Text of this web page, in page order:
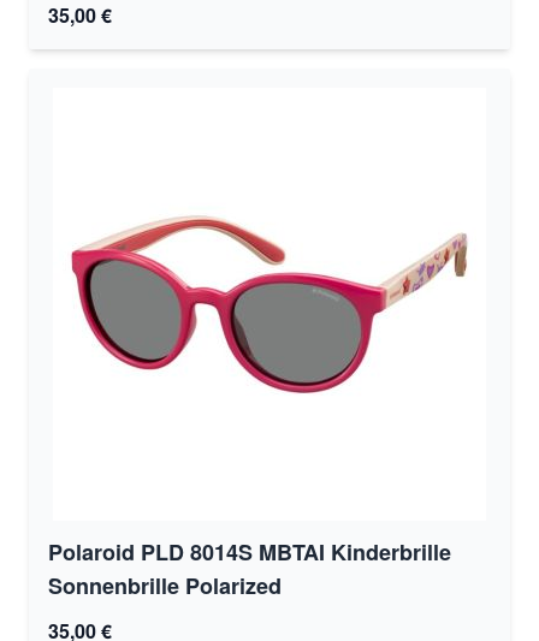
35,00 €
Polaroid PLD 8014S MBTAI Kinderbrille
Sonnenbrille Polarized
35,00 €